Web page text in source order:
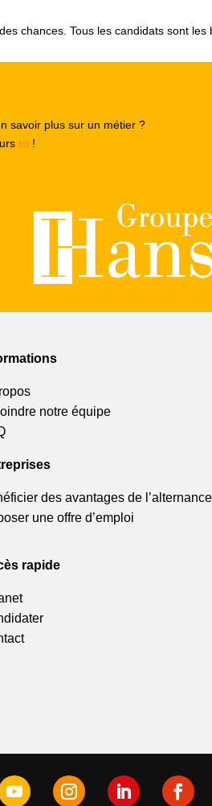
chances. Tous les candidats sont les
savoir plus sur un métier ?
ici !
notre équipe
des avantages de l’alternance
une offre d’emploi
rapide